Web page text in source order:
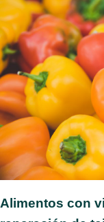
Alimentos con